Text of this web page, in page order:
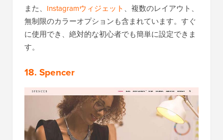
また、 Instagramウィジェット 、複数のレイアウト、
無制限のカラーオプションも含まれています。すぐ
に使用でき、絶対的な初心者でも簡単に設定できま
す。
18. Spencer